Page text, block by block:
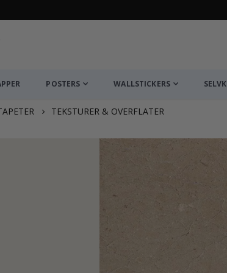
POSTERS WALLSTICKERS
TEKSTURER & OVERFLATER
kjøpte produkter